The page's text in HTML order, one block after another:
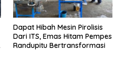
Dapat Hibah Mesin Pirolisis
Dari ITS, Emas Hitam Pempes
Randupitu Bertransformasi